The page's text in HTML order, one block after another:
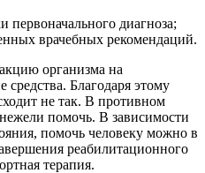
первоначального диагноза;
врачебных рекомендаций.
организма на
средства. Благодаря этому
не так. В противном
помочь. В зависимости
помочь человеку можно в
реабилитационного
терапия.